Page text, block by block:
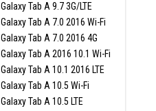
Galaxy Tab A 9.7 3G/LTE
Galaxy Tab A 7.0 2016 Wi-Fi
Galaxy Tab A 7.0 2016 4G
Galaxy Tab A 2016 10.1 Wi-Fi
Galaxy Tab A 10.1 2016 LTE
Galaxy Tab A 10.5 Wi-Fi
Galaxy Tab A 10.5 LTE